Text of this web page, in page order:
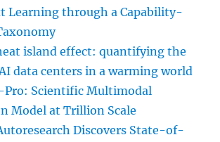
Learning through a Capability-
island effect: quantifying the
data centers in a warming world
Scientific Multimodal
Model at Trillion Scale
Discovers State-of-